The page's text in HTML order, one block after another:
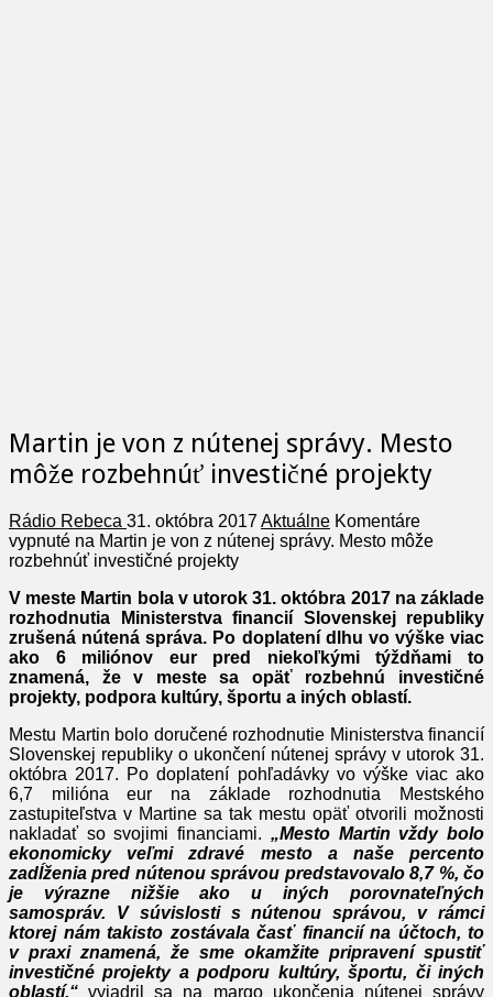
Martin je von z nútenej správy. Mesto
môže rozbehnúť investičné projekty
Rádio Rebeca 31. októbra 2017 Aktuálne Komentáre
vypnuté na Martin je von z nútenej správy. Mesto môže
rozbehnúť investičné projekty
V meste Martin bola v utorok 31. októbra 2017 na základe
rozhodnutia Ministerstva financií Slovenskej republiky
zrušená nútená správa. Po doplatení dlhu vo výške viac
ako 6 miliónov eur pred niekoľkými týždňami to
znamená, že v meste sa opäť rozbehnú investičné
projekty, podpora kultúry, športu a iných oblastí.
Mestu Martin bolo doručené rozhodnutie Ministerstva financií
Slovenskej republiky o ukončení nútenej správy v utorok 31.
októbra 2017. Po doplatení pohľadávky vo výške viac ako
6,7 milióna eur na základe rozhodnutia Mestského
zastupiteľstva v Martine sa tak mestu opäť otvorili možnosti
nakladať so svojimi financiami. „Mesto Martin vždy bolo
ekonomicky veľmi zdravé mesto a naše percento
zadĺženia pred nútenou správou predstavovalo 8,7 %, čo
je výrazne nižšie ako u iných porovnateľných
samospráv. V súvislosti s nútenou správou, v rámci
ktorej nám takisto zostávala časť financií na účtoch, to
v praxi znamená, že sme okamžite pripravení spustiť
investičné projekty a podporu kultúry, športu, či iných
oblastí,“ vyjadril sa na margo ukončenia nútenej správy